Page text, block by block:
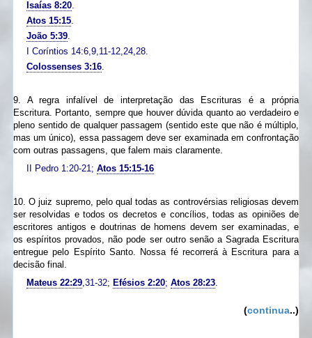
Isaías 8:20.
Atos 15:15.
João 5:39.
I Coríntios 14:6,9,11-12,24,28.
Colossenses 3:16.
9. A regra infalível de interpretação das Escrituras é a própria
Escritura. Portanto, sempre que houver dúvida quanto ao verdadeiro e
pleno sentido de qualquer passagem (sentido este que não é múltiplo,
mas um único), essa passagem deve ser examinada em confrontação
com outras passagens, que falem mais claramente.
II Pedro 1:20-21; Atos 15:15-16
10. O juiz supremo, pelo qual todas as controvérsias religiosas devem
ser resolvidas e todos os decretos e concílios, todas as opiniões de
escritores antigos e doutrinas de homens devem ser examinadas, e
os espíritos provados, não pode ser outro senão a Sagrada Escritura
entregue pelo Espírito Santo. Nossa fé recorrerá à Escritura para a
decisão final.
Mateus 22:29,31-32; Efésios 2:20; Atos 28:23.
(continua..)